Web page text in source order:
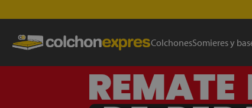
ColchonesSomieres y